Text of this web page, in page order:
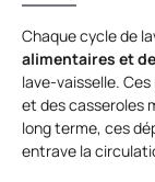
Chaque cycle de
alimentaires et
lave-vaisselle.
et des casseroles
long terme, ces
entrave la